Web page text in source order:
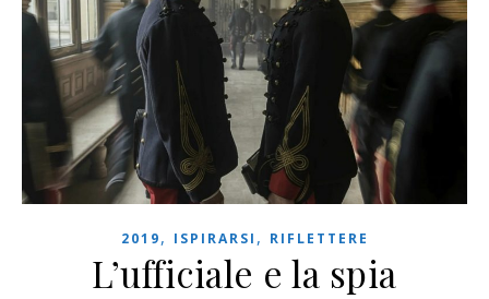
2019, ISPIRARSI , RIFLETTERE
L’ufficiale e la spia